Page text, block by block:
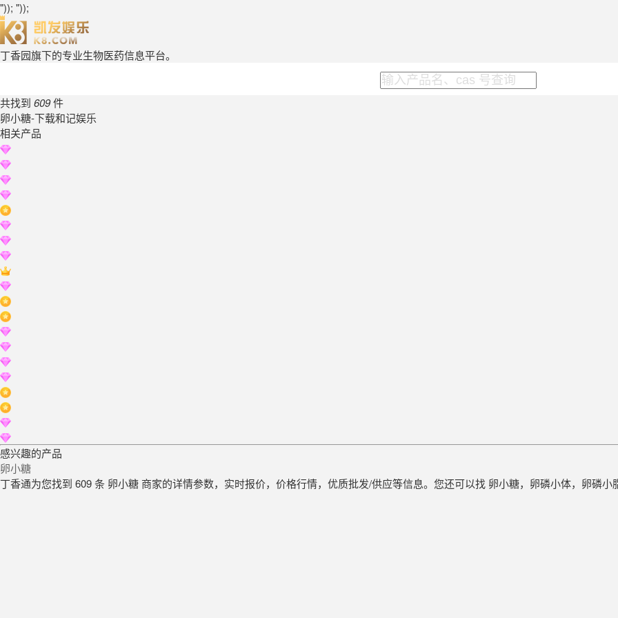
")); "));
丁香园旗下的专业生物医药信息平台。
共找到 609件
卵小糖-下载和记娱乐
相关产品
感兴趣的产品
卵小糖
丁香通为您找到 609 条 卵小糖 商家的详情参数，实时报价，价格行情，优质批发/供应等信息。您还可以找 卵小糖，卵磷小体，卵磷小